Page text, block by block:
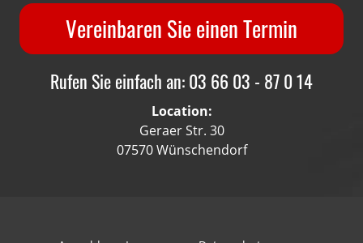
Vereinbaren Sie einen Termin
Rufen Sie einfach an: 03 66 03 - 87 0 14
Location:
Geraer Str. 30
07570 Wünschendorf